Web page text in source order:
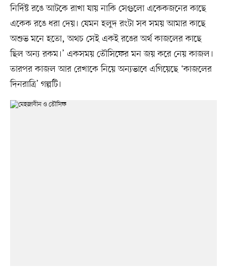
নির্দিষ্ট রঙে আটকে রাখা যায় নাকি সেগুলো একেকজনের কাছে
একেক রঙে ধরা দেয়। যেমন হলুদ রংটা সব সময় আমার কাছে
অশুভ মনে হতো, অথচ সেই একই রঙের অর্থ কাজলের কাছে
ছিল অন্য রকম।’ একসময় তৌসিফের মন জয় করে নেয় কাজল।
তারপর কাজল আর রেখাকে নিয়ে অন্যভাবে এগিয়েছে ‘কাজলের
দিনরাত্রি’ গল্পটি।